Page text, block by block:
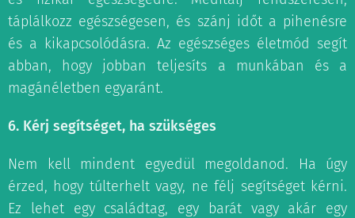
táplálkozz egészségesen, és szánj időt a pihenésre
és a kikapcsolódásra. Az egészséges életmód segít
abban, hogy jobban teljesíts a munkában és a
magánéletben egyaránt.
6. Kérj segítséget, ha szükséges
Nem kell mindent egyedül megoldanod. Ha úgy
érzed, hogy túlterhelt vagy, ne félj segítséget kérni.
Ez lehet egy családtag, egy barát vagy akár egy